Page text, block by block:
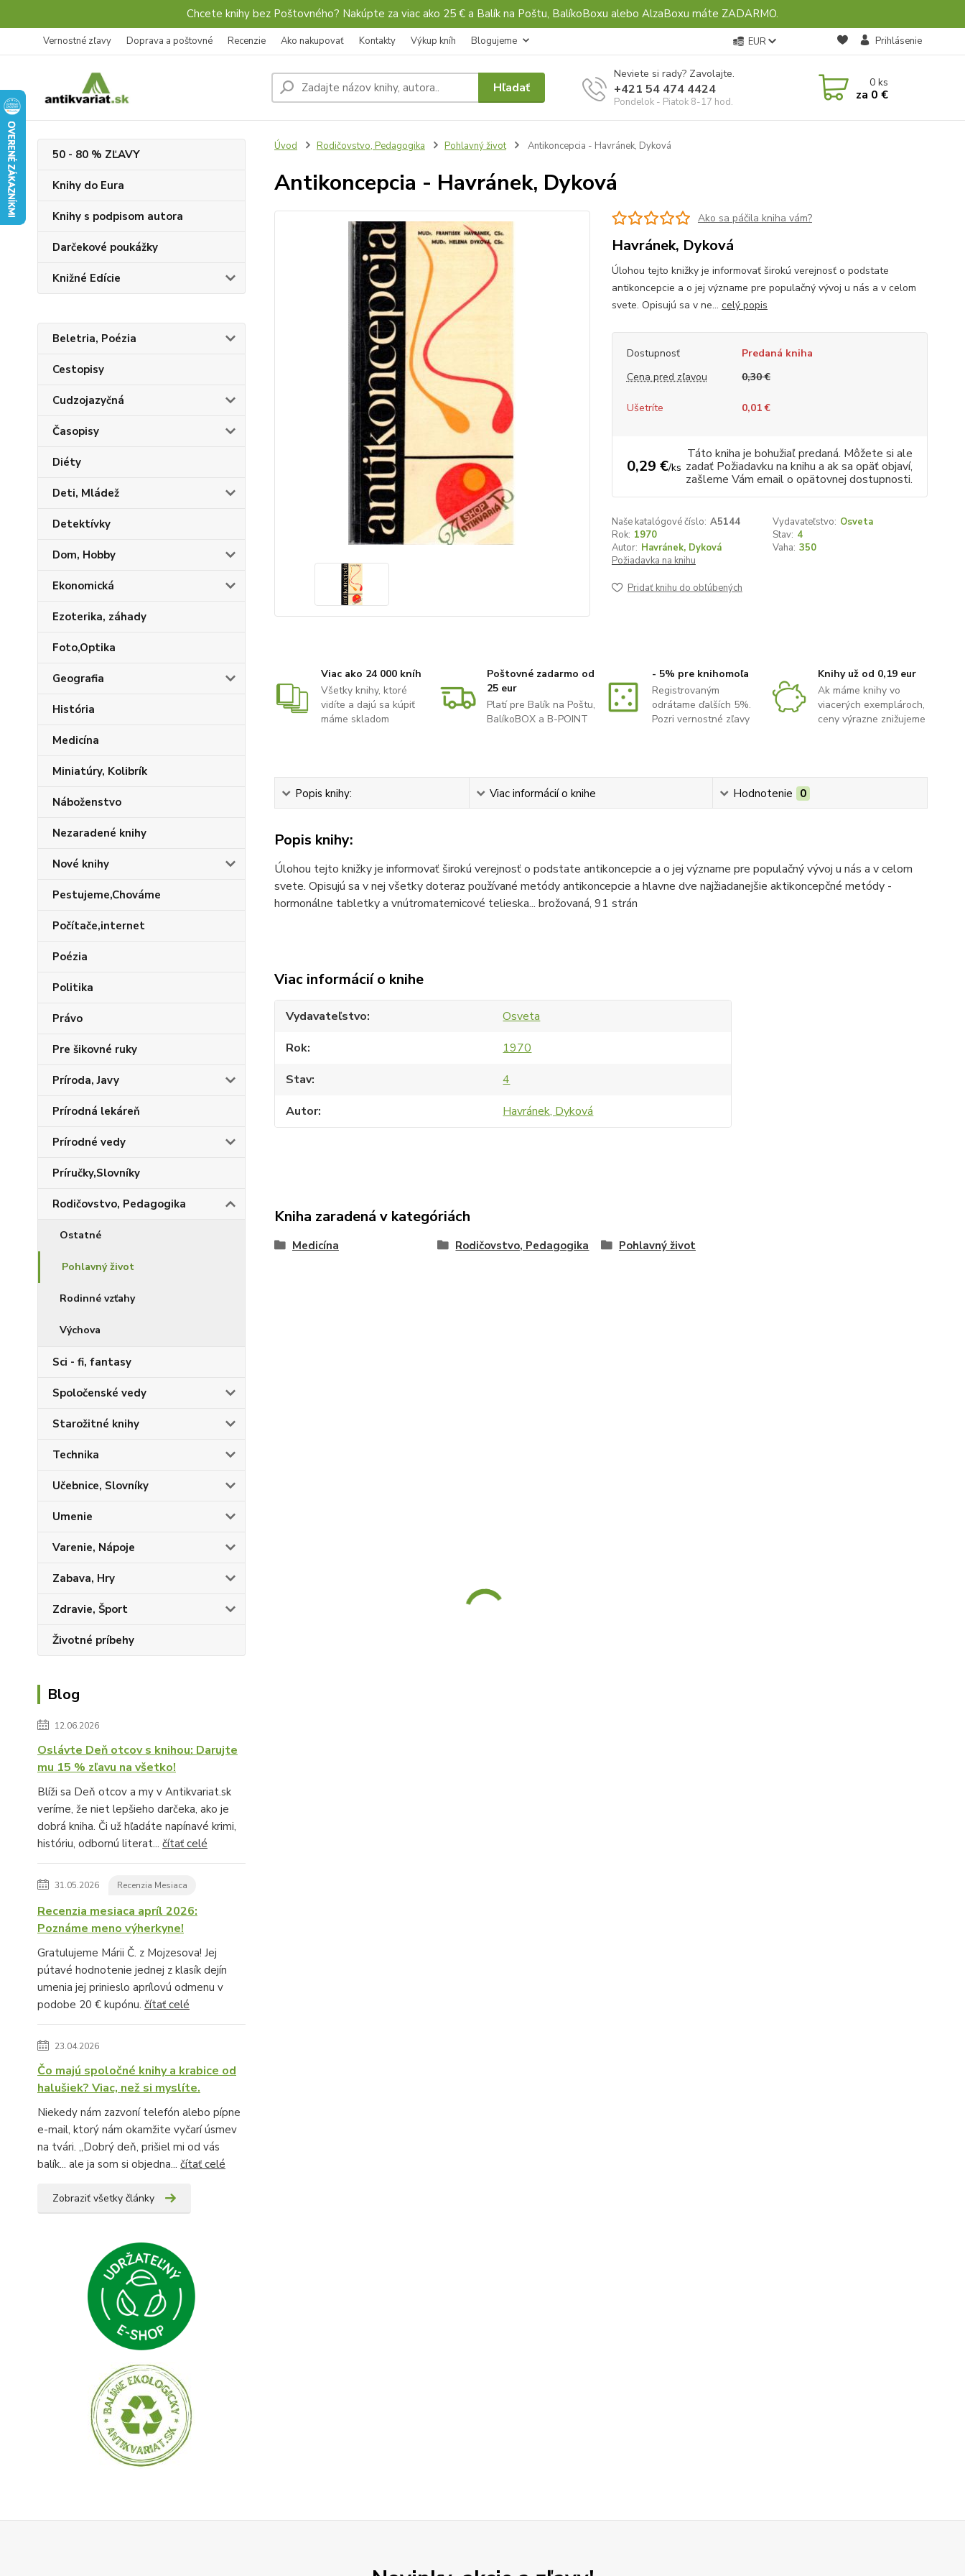
Chcete knihy bez Poštovného? Nakúpte za viac ako 25 € a Balík na Poštu, BalíkoBoxu alebo AlzaBoxu máte ZADARMO.
Vernostné zľavy Doprava a poštovné Recenzie Ako nakupovať Kontakty Výkup kníh Blogujeme EUR Prihlásenie
Hľadať
Neviete si rady? Zavolajte.
+421 54 474 4424
Pondelok - Piatok 8-17 hod.
0ks
za 0 €
50 - 80 % ZĽAVY
Knihy do Eura
Knihy s podpisom autora
Darčekové poukážky
Knižné Edície
Beletria, Poézia
Cestopisy
Cudzojazyčná
Časopisy
Diéty
Deti, Mládež
Detektívky
Dom, Hobby
Ekonomická
Ezoterika, záhady
Foto,Optika
Geografia
História
Medicína
Miniatúry, Kolibrík
Náboženstvo
Nezaradené knihy
Nové knihy
Pestujeme,Chováme
Počítače,internet
Poézia
Politika
Právo
Pre šikovné ruky
Príroda, Javy
Prírodná lekáreň
Prírodné vedy
Príručky,Slovníky
Rodičovstvo, Pedagogika
Ostatné
Pohlavný život
Rodinné vzťahy
Výchova
Sci - fi, fantasy
Spoločenské vedy
Starožitné knihy
Technika
Učebnice, Slovníky
Umenie
Varenie, Nápoje
Zabava, Hry
Zdravie, Šport
Životné príbehy
Blog
12.06.2026
Oslávte Deň otcov s knihou: Darujte
mu 15 % zľavu na všetko!
Blíži sa Deň otcov a my v Antikvariat.sk
veríme, že niet lepšieho darčeka, ako je
dobrá kniha. Či už hľadáte napínavé krimi,
históriu, odbornú literat... čítať celé
31.05.2026 Recenzia Mesiaca
Recenzia mesiaca apríl 2026:
Poznáme meno výherkyne!
Gratulujeme Márii Č. z Mojzesova! Jej
pútavé hodnotenie jednej z klasík dejín
umenia jej prinieslo aprílovú odmenu v
podobe 20 € kupónu. čítať celé
23.04.2026
Čo majú spoločné knihy a krabice od
halušiek? Viac, než si myslíte.
Niekedy nám zazvoní telefón alebo pípne
e-mail, ktorý nám okamžite vyčarí úsmev
na tvári. „Dobrý deň, prišiel mi od vás
balík... ale ja som si objedna... čítať celé
Zobraziť všetky články
Úvod Rodičovstvo, Pedagogika Pohlavný život Antikoncepcia - Havránek, Dyková
Antikoncepcia - Havránek, Dyková
Ako sa páčila kniha vám?
Havránek, Dyková
Úlohou tejto knižky je informovať širokú verejnosť o podstate
antikoncepcie a o jej význame pre populačný vývoj u nás a v celom
svete. Opisujú sa v ne... celý popis
Dostupnosť
Predaná kniha
Cena pred zľavou
0,30 €
Ušetríte 0,01 €
0,29 €/ks
Táto kniha je bohužiaľ predaná. Môžete si ale
zadať Požiadavku na knihu a ak sa opäť objaví,
zašleme Vám email o opätovnej dostupnosti.
Naše katalógové číslo: A5144 Vydavateľstvo: Osveta
Rok: 1970 Stav: 4
Autor: Havránek, Dyková Vaha: 350
Požiadavka na knihu
Pridať knihu do obľúbených
Viac ako 24 000 kníh
Všetky knihy, ktoré
vidíte a dajú sa kúpiť
máme skladom
Poštovné zadarmo od
25 eur
Platí pre Balík na Poštu,
BalíkoBOX a B-POINT
- 5% pre knihomoľa
Registrovaným
odrátame ďalších 5%.
Pozri vernostné zľavy
Knihy už od 0,19 eur
Ak máme knihy vo
viacerých exemplároch,
ceny výrazne znižujeme
Popis knihy: Viac informácií o knihe Hodnotenie 0
Popis knihy:
Úlohou tejto knižky je informovať širokú verejnosť o podstate antikoncepcie a o jej význame pre populačný vývoj u nás a v celom
svete. Opisujú sa v nej všetky doteraz používané metódy antikoncepcie a hlavne dve najžiadanejšie aktikoncepčné metódy -
hormonálne tabletky a vnútromaternicové telieska... brožovaná, 91 strán
Viac informácií o knihe
Vydavateľstvo
Osveta
Rok
1970
Stav
4
Autor
Havránek, Dyková
Kniha zaradená v kategóriách
Medicína Rodičovstvo, Pedagogika Pohlavný život